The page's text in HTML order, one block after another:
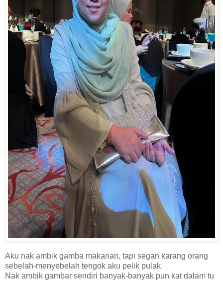
Aku nak ambik gamba makanan, tapi segan karang orang
sebelah-menyebelah tengok aku pelik pulak.
Nak ambik gambar sendiri banyak-banyak pun kat dalam tu